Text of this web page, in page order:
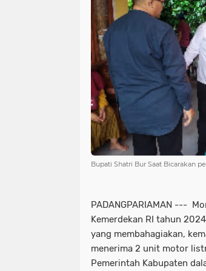
Bupati Shatri Bur Saat Bicarakan
PADANGPARIAMAN ---
Kemerdekan RI tahun
yang membahagiakan,
menerima 2 unit motor
Pemerintah Kabupaten